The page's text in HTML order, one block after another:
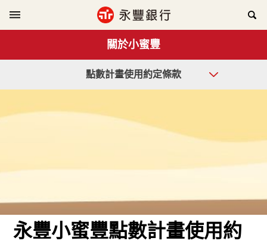
關於小蜜豐
點數計畫使用約定條款
永豐小蜜豐點數計畫使用約